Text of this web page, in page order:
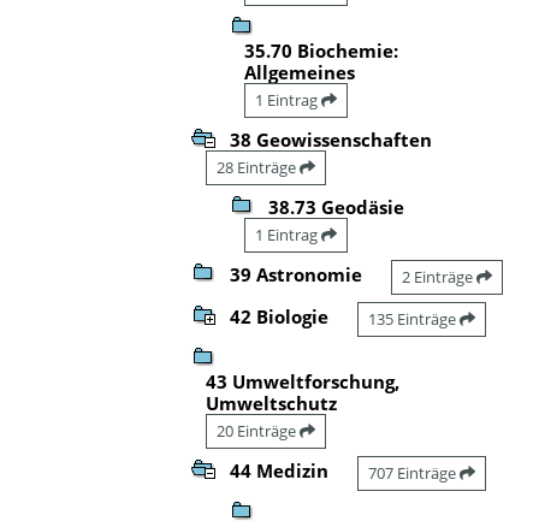
35.70 Biochemie:
Allgemeines
1 Eintrag
38 Geowissenschaften
28 Einträge
38.73 Geodäsie
1 Eintrag
39 Astronomie 2 Einträge
42 Biologie 135 Einträge
43 Umweltforschung,
Umweltschutz
20 Einträge
44 Medizin 707 Einträge